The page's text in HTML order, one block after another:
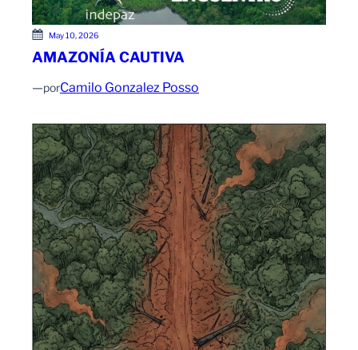
May 10, 2026
AMAZONÍA CAUTIVA
—porCamilo Gonzalez Posso